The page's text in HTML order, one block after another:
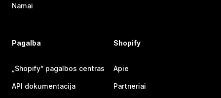
Namai
Pagalba
„Shopify“ pagalbos centras
API dokumentacija
Shopify
Apie
Partneriai